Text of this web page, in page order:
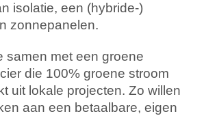
isolatie, een (hybride-)
zonnepanelen.
samen met een groene
die 100% groene stroom
uit lokale projecten. Zo willen
aan een betaalbare, eigen